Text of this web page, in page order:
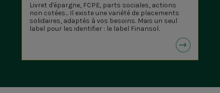
Livret d'épargne, FCPE, parts sociales, actions
non cotées... Il existe une variété de placements
solidaires, adaptés à vos besoins. Mais un seul
label pour les identifier : le label Finansol.